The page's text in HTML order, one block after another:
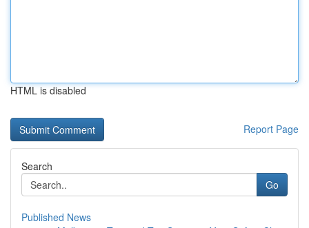
HTML is disabled
Report Page
Search
Go
Published News